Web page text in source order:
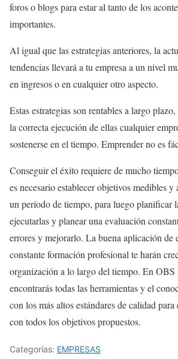
foros o blogs para estar al tanto de los
importantes.
Al igual que las estrategias anteriores, la
tendencias llevará a tu empresa a un nivel
en ingresos o en cualquier otro aspecto.
Estas estrategias son rentables a largo
la correcta ejecución de ellas cualquier
sostenerse en el tiempo. Emprender no es
Conseguir el éxito requiere de mucho
es necesario establecer objetivos medibles y
un período de tiempo, para luego planificar
ejecutarlas y planear una evaluación
errores y mejorarlo. La buena aplicación de
constante formación profesional te harán
organización a lo largo del tiempo. En OBS
encontrarás todas las herramientas y el
con los más altos estándares de calidad
con todos los objetivos propuestos.
Categorías: EMPRESAS